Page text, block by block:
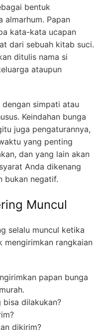
bentuk
almarhum. Papan
kata-kata ucapan
dari sebuah kitab suci.
ditulis nama si
ataupun
simpati atau
Keindahan bunga
juga pengaturannya,
yang penting
dan yang lain akan
Anda dikenang
bukan negatif.
Muncul
selalu muncul ketika
mengirimkan rangkaian
papan bunga
bisa dilakukan?
dikirim?